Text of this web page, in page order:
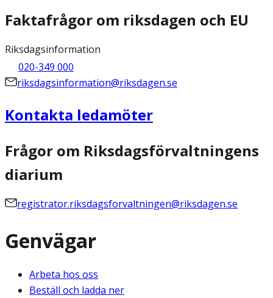
Faktafrågor om riksdagen och EU
Riksdagsinformation
020-349 000
riksdagsinformation@riksdagen.se
Kontakta ledamöter
Frågor om Riksdagsförvaltningens
diarium
registrator.riksdagsforvaltningen@riksdagen.se
Genvägar
Arbeta hos oss
Beställ och ladda ner